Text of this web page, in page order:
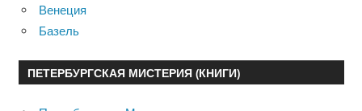
Венеция
Базель
ПЕТЕРБУРГСКАЯ МИСТЕРИЯ (КНИГИ)